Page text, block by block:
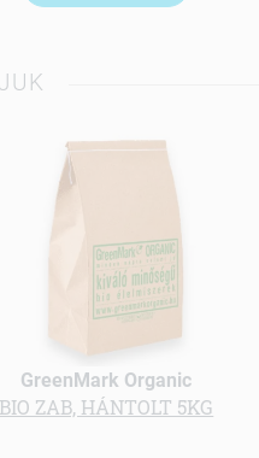
GreenMark Organic
BIO ZAB, HÁNTOLT 5KG